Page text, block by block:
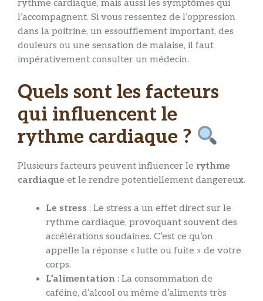
rythme cardiaque, mais aussi les symptômes qui
l’accompagnent. Si vous ressentez de l’oppression
dans la poitrine, un essoufflement important, des
douleurs ou une sensation de malaise, il faut
impérativement consulter un médecin.
Quels sont les facteurs
qui influencent le
rythme cardiaque ?
Plusieurs facteurs peuvent influencer le rythme
cardiaque et le rendre potentiellement dangereux.
Le stress : Le stress a un effet direct sur le
rythme cardiaque, provoquant souvent des
accélérations soudaines. C’est ce qu’on
appelle la réponse « lutte ou fuite » de votre
corps.
L’alimentation : La consommation de
caféine, d’alcool ou même d’aliments très